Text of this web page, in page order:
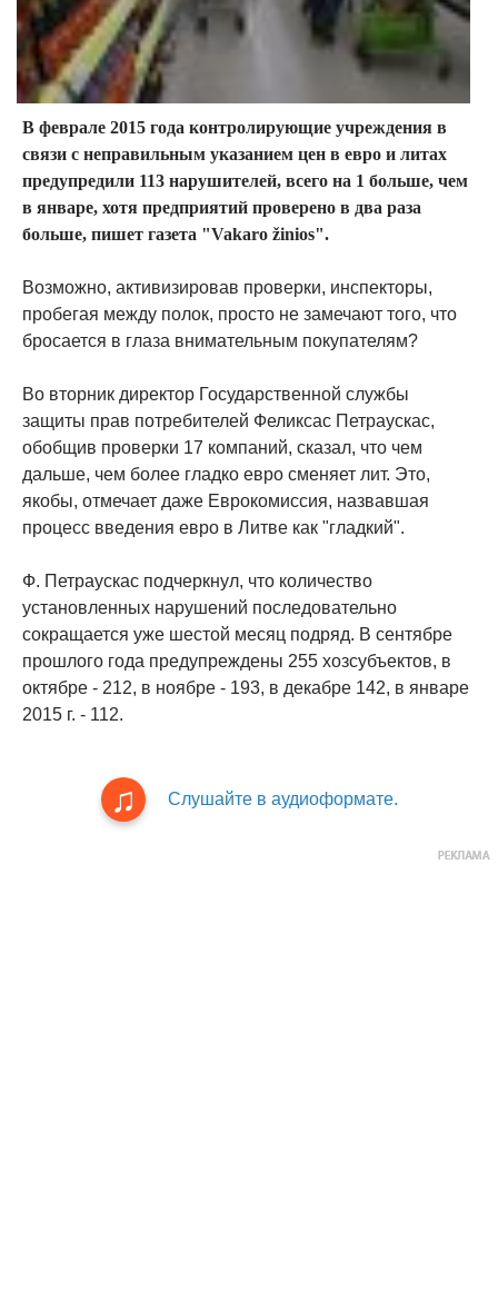
В феврале 2015 года контролирующие учреждения в
связи с неправильным указанием цен в евро и литах
предупредили 113 нарушителей, всего на 1 больше, чем
в январе, хотя предприятий проверено в два раза
больше, пишет газета "Vakaro žinios".
Возможно, активизировав проверки, инспекторы,
пробегая между полок, просто не замечают того, что
бросается в глаза внимательным покупателям?
Во вторник директор Государственной службы
защиты прав потребителей Феликсас Петраускас,
обобщив проверки 17 компаний, сказал, что чем
дальше, чем более гладко евро сменяет лит. Это,
якобы, отмечает даже Еврокомиссия, назвавшая
процесс введения евро в Литве как "гладкий".
Ф. Петраускас подчеркнул, что количество
установленных нарушений последовательно
сокращается уже шестой месяц подряд. В сентябре
прошлого года предупреждены 255 хозсубъектов, в
октябре - 212, в ноябре - 193, в декабре 142, в январе
2015 г. - 112.
Слушайте в аудиоформате.